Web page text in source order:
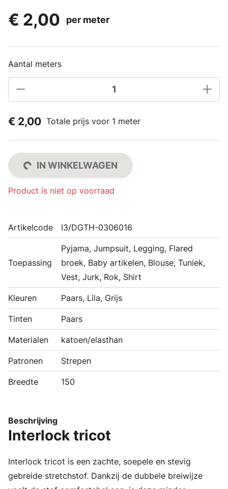
€ 2,00
per meter
Aantal meters
€ 2,00 Totale prijs voor 1 meter
IN WINKELWAGEN
Product is niet op voorraad
Artikelcode I3/DGTH-0306016
Toepassing
Pyjama, Jumpsuit, Legging, Flared
broek, Baby artikelen, Blouse, Tuniek,
Vest, Jurk, Rok, Shirt
Kleuren Paars, Lila, Grijs
Tinten Paars
Materialen katoen/elasthan
Patronen Strepen
Breedte 150
Beschrijving
Interlock tricot
Interlock tricot is een zachte, soepele en stevig
gebreide stretchstof. Dankzij de dubbele breiwijze